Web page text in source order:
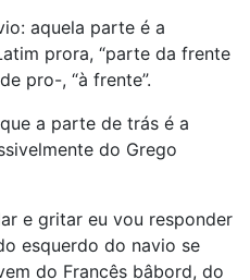
aquela parte é a
prora, “parte da frente
pro-, “à frente”.
a parte de trás é a
do Grego
e gritar eu vou responder
esquerdo do navio se
do Francês bâbord, do